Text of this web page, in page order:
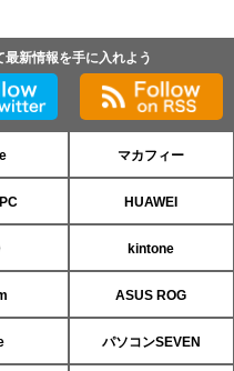
新情報を手に入れよう
マカフィー
HUAWEI
kintone
ASUS ROG
パソコンSEVEN